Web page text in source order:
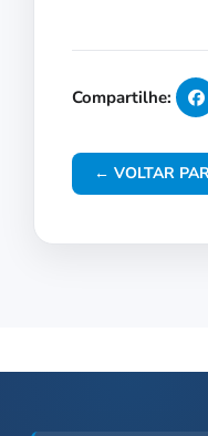
Compartilhe:
← VOLTAR